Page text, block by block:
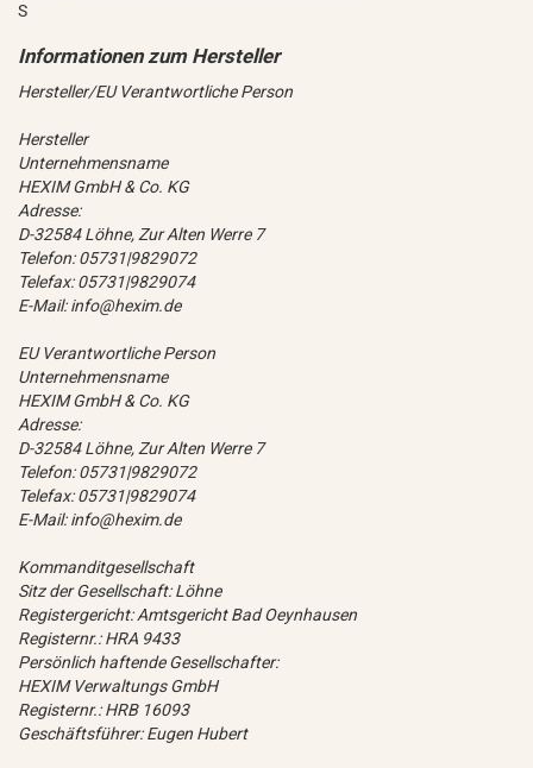
S
Hersteller/EU Verantwortliche Person
Hersteller
Unternehmensname
HEXIM GmbH & Co. KG
Adresse:
D-32584 Löhne, Zur Alten Werre 7
Telefon: 05731|9829072
Telefax: 05731|9829074
E-Mail: info@hexim.de
EU Verantwortliche Person
Unternehmensname
HEXIM GmbH & Co. KG
Adresse:
D-32584 Löhne, Zur Alten Werre 7
Telefon: 05731|9829072
Telefax: 05731|9829074
E-Mail: info@hexim.de
Kommanditgesellschaft
Sitz der Gesellschaft: Löhne
Registergericht: Amtsgericht Bad Oeynhausen
Registernr.: HRA 9433
Persönlich haftende Gesellschafter:
HEXIM Verwaltungs GmbH
Registernr.: HRB 16093
Geschäftsführer: Eugen Hubert